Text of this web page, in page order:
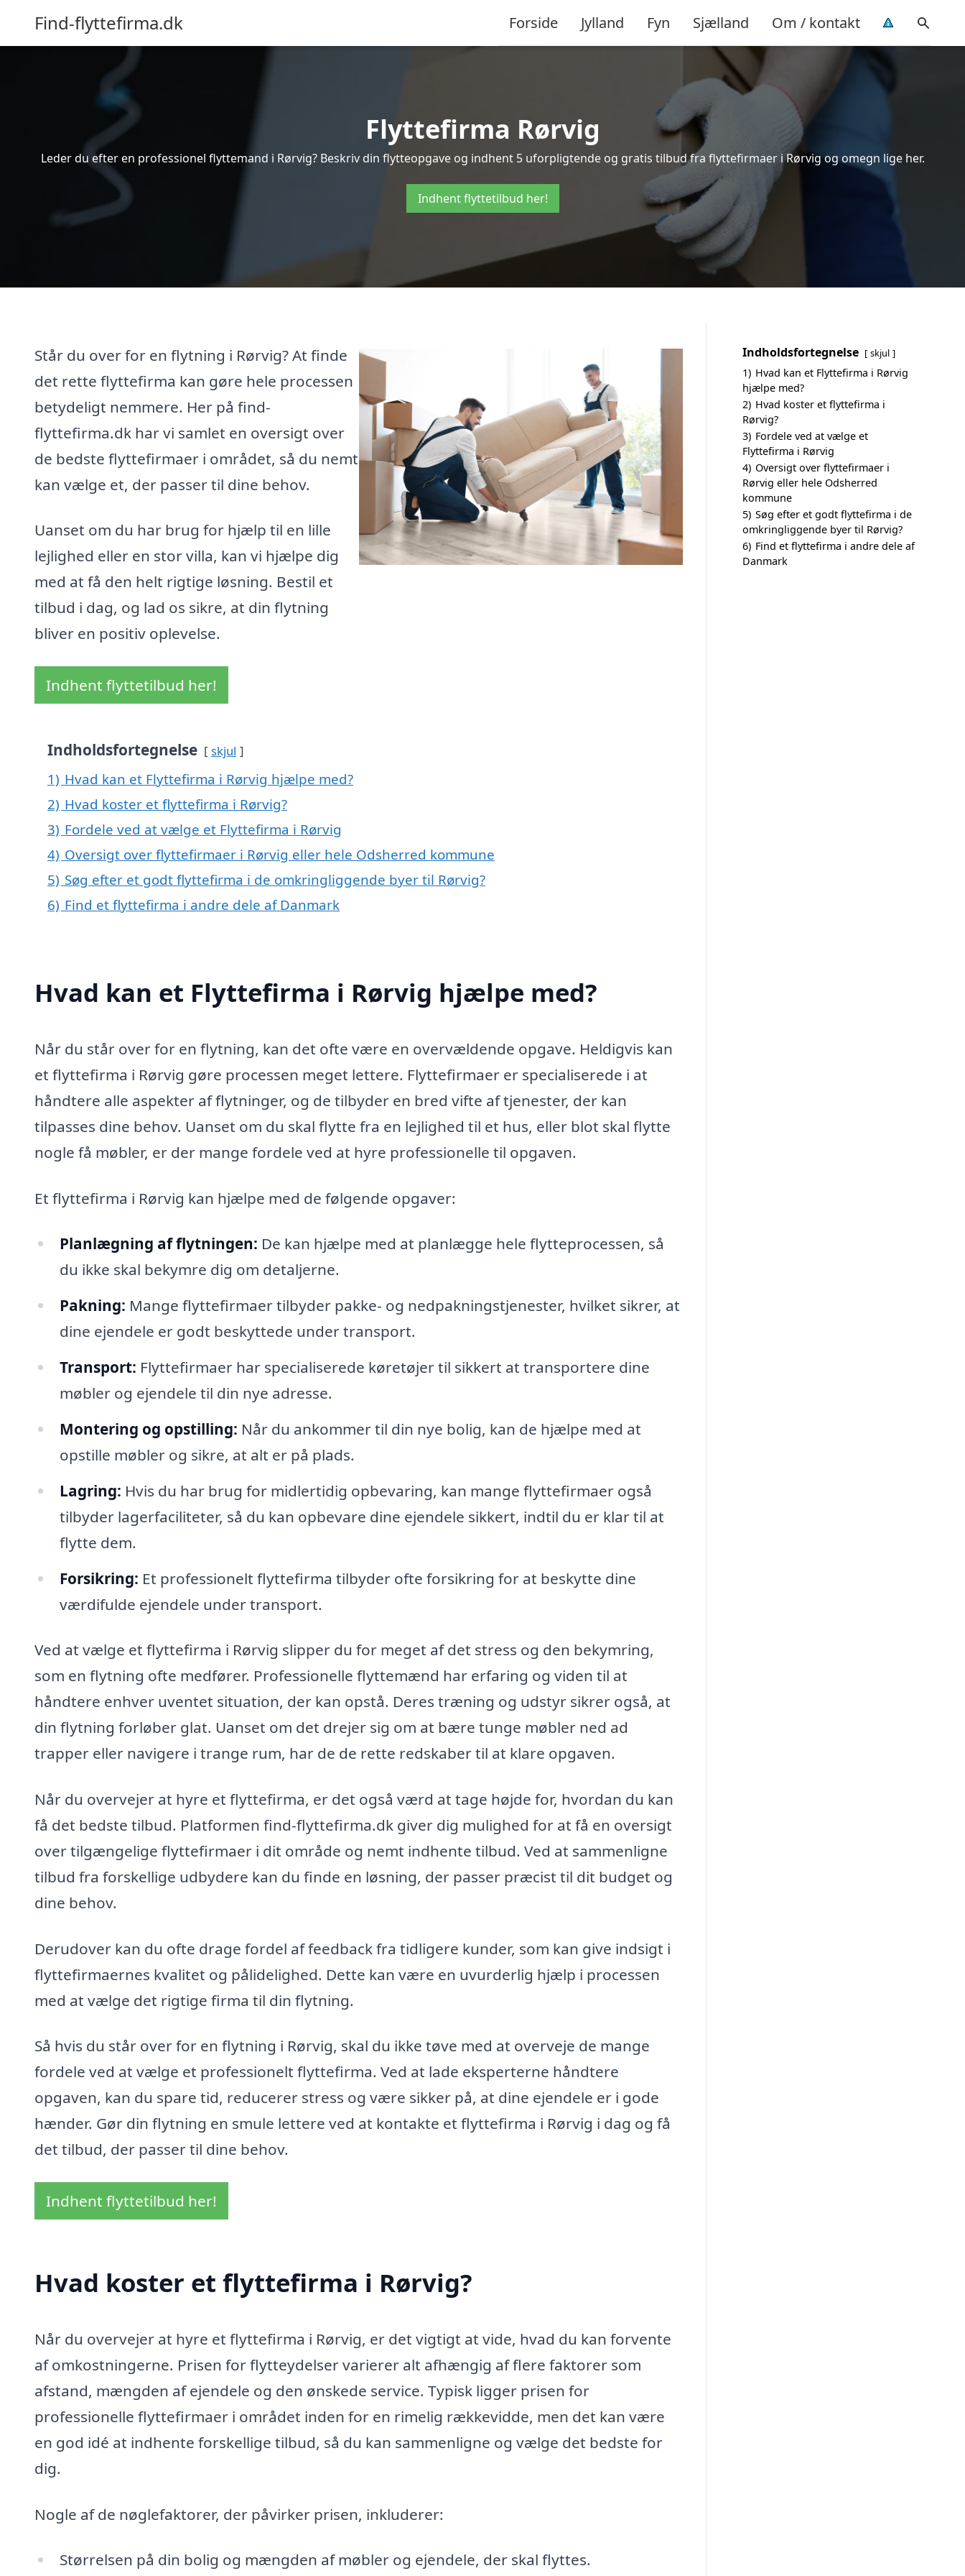
Find-flyttefirma.dk Forside Jylland Fyn Sjælland Om / kontakt
Flyttefirma Rørvig
Leder du efter en professionel flyttemand i Rørvig? Beskriv din flytteopgave og indhent 5 uforpligtende og gratis tilbud fra flyttefirmaer i Rørvig og omegn lige her.
Indhent flyttetilbud her!
Står du over for en flytning i Rørvig? At finde
det rette flyttefirma kan gøre hele processen
betydeligt nemmere. Her på find-
flyttefirma.dk har vi samlet en oversigt over
de bedste flyttefirmaer i området, så du nemt
kan vælge et, der passer til dine behov.
Uanset om du har brug for hjælp til en lille
lejlighed eller en stor villa, kan vi hjælpe dig
med at få den helt rigtige løsning. Bestil et
tilbud i dag, og lad os sikre, at din flytning
bliver en positiv oplevelse.
Indhent flyttetilbud her!
Indholdsfortegnelse skjul
1) Hvad kan et Flyttefirma i Rørvig hjælpe med?
2) Hvad koster et flyttefirma i Rørvig?
3) Fordele ved at vælge et Flyttefirma i Rørvig
4) Oversigt over flyttefirmaer i Rørvig eller hele Odsherred kommune
5) Søg efter et godt flyttefirma i de omkringliggende byer til Rørvig?
6) Find et flyttefirma i andre dele af Danmark
Hvad kan et Flyttefirma i Rørvig hjælpe med?
Når du står over for en flytning, kan det ofte være en overvældende opgave. Heldigvis kan
et flyttefirma i Rørvig gøre processen meget lettere. Flyttefirmaer er specialiserede i at
håndtere alle aspekter af flytninger, og de tilbyder en bred vifte af tjenester, der kan
tilpasses dine behov. Uanset om du skal flytte fra en lejlighed til et hus, eller blot skal flytte
nogle få møbler, er der mange fordele ved at hyre professionelle til opgaven.
Et flyttefirma i Rørvig kan hjælpe med de følgende opgaver:
Planlægning af flytningen: De kan hjælpe med at planlægge hele flytteprocessen, så
du ikke skal bekymre dig om detaljerne.
Pakning: Mange flyttefirmaer tilbyder pakke- og nedpakningstjenester, hvilket sikrer, at
dine ejendele er godt beskyttede under transport.
Transport: Flyttefirmaer har specialiserede køretøjer til sikkert at transportere dine
møbler og ejendele til din nye adresse.
Montering og opstilling: Når du ankommer til din nye bolig, kan de hjælpe med at
opstille møbler og sikre, at alt er på plads.
Lagring: Hvis du har brug for midlertidig opbevaring, kan mange flyttefirmaer også
tilbyder lagerfaciliteter, så du kan opbevare dine ejendele sikkert, indtil du er klar til at
flytte dem.
Forsikring: Et professionelt flyttefirma tilbyder ofte forsikring for at beskytte dine
værdifulde ejendele under transport.
Ved at vælge et flyttefirma i Rørvig slipper du for meget af det stress og den bekymring,
som en flytning ofte medfører. Professionelle flyttemænd har erfaring og viden til at
håndtere enhver uventet situation, der kan opstå. Deres træning og udstyr sikrer også, at
din flytning forløber glat. Uanset om det drejer sig om at bære tunge møbler ned ad
trapper eller navigere i trange rum, har de de rette redskaber til at klare opgaven.
Når du overvejer at hyre et flyttefirma, er det også værd at tage højde for, hvordan du kan
få det bedste tilbud. Platformen find-flyttefirma.dk giver dig mulighed for at få en oversigt
over tilgængelige flyttefirmaer i dit område og nemt indhente tilbud. Ved at sammenligne
tilbud fra forskellige udbydere kan du finde en løsning, der passer præcist til dit budget og
dine behov.
Derudover kan du ofte drage fordel af feedback fra tidligere kunder, som kan give indsigt i
flyttefirmaernes kvalitet og pålidelighed. Dette kan være en uvurderlig hjælp i processen
med at vælge det rigtige firma til din flytning.
Så hvis du står over for en flytning i Rørvig, skal du ikke tøve med at overveje de mange
fordele ved at vælge et professionelt flyttefirma. Ved at lade eksperterne håndtere
opgaven, kan du spare tid, reducerer stress og være sikker på, at dine ejendele er i gode
hænder. Gør din flytning en smule lettere ved at kontakte et flyttefirma i Rørvig i dag og få
det tilbud, der passer til dine behov.
Indhent flyttetilbud her!
Hvad koster et flyttefirma i Rørvig?
Når du overvejer at hyre et flyttefirma i Rørvig, er det vigtigt at vide, hvad du kan forvente
af omkostningerne. Prisen for flytteydelser varierer alt afhængig af flere faktorer som
afstand, mængden af ejendele og den ønskede service. Typisk ligger prisen for
professionelle flyttefirmaer i området inden for en rimelig rækkevidde, men det kan være
en god idé at indhente forskellige tilbud, så du kan sammenligne og vælge det bedste for
dig.
Nogle af de nøglefaktorer, der påvirker prisen, inkluderer:
Størrelsen på din bolig og mængden af møbler og ejendele, der skal flyttes.
Indholdsfortegnelse skjul
1) Hvad kan et Flyttefirma i Rørvig
hjælpe med?
2) Hvad koster et flyttefirma i
Rørvig?
3) Fordele ved at vælge et
Flyttefirma i Rørvig
4) Oversigt over flyttefirmaer i
Rørvig eller hele Odsherred
kommune
5) Søg efter et godt flyttefirma i de
omkringliggende byer til Rørvig?
6) Find et flyttefirma i andre dele af
Danmark